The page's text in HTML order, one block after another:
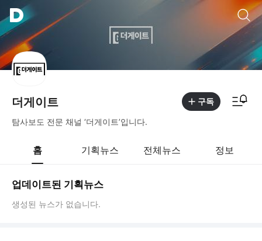
더게이트 구독
탐사보도 전문 채널 ‘더게이트’입니다.
홈 기획뉴스 전체뉴스 정보
업데이트된 기획뉴스
생성된 뉴스가 없습니다.